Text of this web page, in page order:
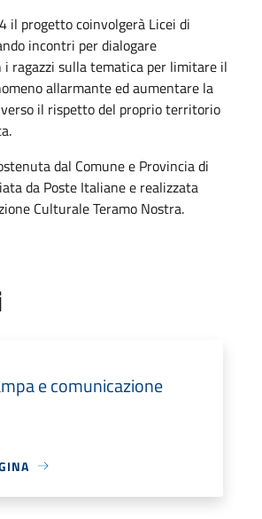
il progetto coinvolgerà Licei di
incontri per dialogare
ragazzi sulla tematica per limitare il
allarmante ed aumentare la
il rispetto del proprio territorio
dal Comune e Provincia di
da Poste Italiane e realizzata
Culturale Teramo Nostra.
e comunicazione